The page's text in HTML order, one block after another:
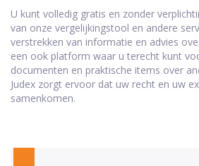
U kunt volledig gratis en zonder
van onze vergelijkingstool en andere
verstrekken van informatie en advies
een ook platform waar u terecht kunt
documenten en praktische items over
Judex zorgt ervoor dat uw recht en uw
samenkomen.